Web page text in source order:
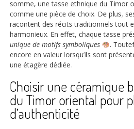
somme, une tasse ethnique du Timor
comme une pièce de choix. De plus,
racontent des récits traditionnels tout
harmonieux. En effet, chaque tasse
unique de motifs symboliques
.
encore en valeur lorsqu’ils sont
une étagère dédiée.
Choisir une céramique
du Timor oriental pour
d’authenticité